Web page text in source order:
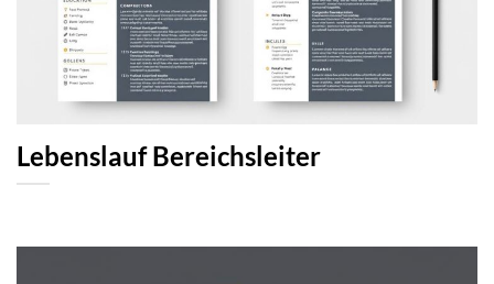
Lebenslauf Bereichsleiter